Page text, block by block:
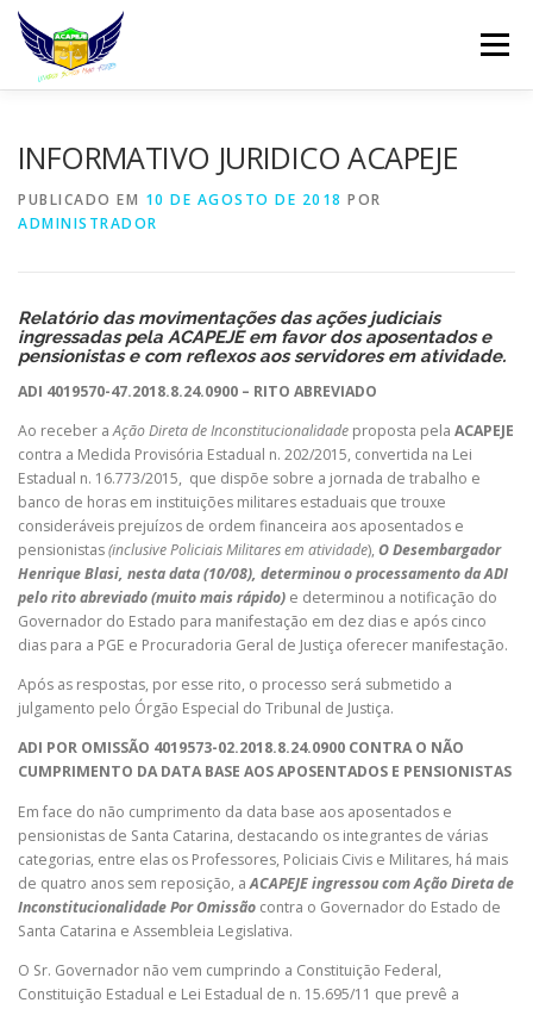
Pular
para
conteúdo
Menu
REINVINDICAÇÕES
WHATSAPP CONTATO WEBMAIL
INFORMATIVO JURIDICO ACAPEJE
PUBLICADO EM 10 DE AGOSTO DE 2018 POR
ADMINISTRADOR
Relatório das movimentações das ações judiciais
ingressadas pela ACAPEJE em favor dos aposentados e
pensionistas e com reflexos aos servidores em atividade.
ADI 4019570-47.2018.8.24.0900 – RITO ABREVIADO
Ao receber aAção Direta de Inconstitucionalidade proposta pela ACAPEJE
contra a Medida Provisória Estadual n. 202/2015, convertida na Lei
Estadual n. 16.773/2015, que dispõe sobre a jornada de trabalho e
banco de horas em instituições militares estaduais que trouxe
consideráveis prejuízos de ordem financeira aos aposentados e
pensionistas(inclusive Policiais Militares em atividade), O Desembargador
Henrique Blasi, nesta data (10/08), determinou o processamento da ADI
pelo rito abreviado (muito mais rápido) e determinou a notificação do
Governador do Estado para manifestação em dez dias e após cinco
dias para a PGE e Procuradoria Geral de Justiça oferecer manifestação.
Após as respostas, por esse rito, o processo será submetido a
julgamento pelo Órgão Especial do Tribunal de Justiça.
ADI POR OMISSÃO 4019573-02.2018.8.24.0900 CONTRA O NÃO
CUMPRIMENTO DA DATA BASE AOS APOSENTADOS E PENSIONISTAS
Em face do não cumprimento da data base aos aposentados e
pensionistas de Santa Catarina, destacando os integrantes de várias
categorias, entre elas os Professores, Policiais Civis e Militares, há mais
de quatro anos sem reposição, aACAPEJE ingressou com Ação Direta de
Inconstitucionalidade Por Omissão contra o Governador do Estado de
Santa Catarina e Assembleia Legislativa.
O Sr. Governador não vem cumprindo a Constituição Federal,
Constituição Estadual e Lei Estadual de n. 15.695/11 que prevê a